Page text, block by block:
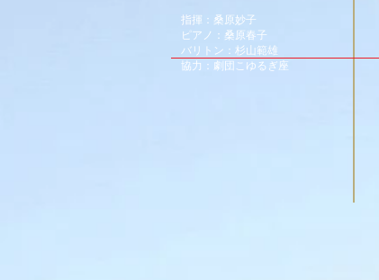
指揮：桑原妙子
ピアノ：桑原春子
バリトン：杉山範雄
協力：劇団こゆるぎ座